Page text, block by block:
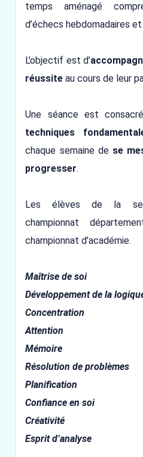
temps aménagé
d’échecs hebdomadaires
L’objectif est d’
réussite au cours de leur
Une séance est
techniques
chaque semaine de se
progresser.
Les élèves de la
championnat
championnat d’académie.
Maîtrise de soi
Développement de la
Concentration
Attention
Mémoire
Résolution de problèmes
Planification
Confiance en soi
Créativité
Esprit d’analyse